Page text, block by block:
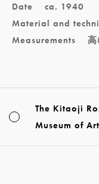
Date
ca. 1940
Material and
Measurements
The Kitaoji
Museum of Art